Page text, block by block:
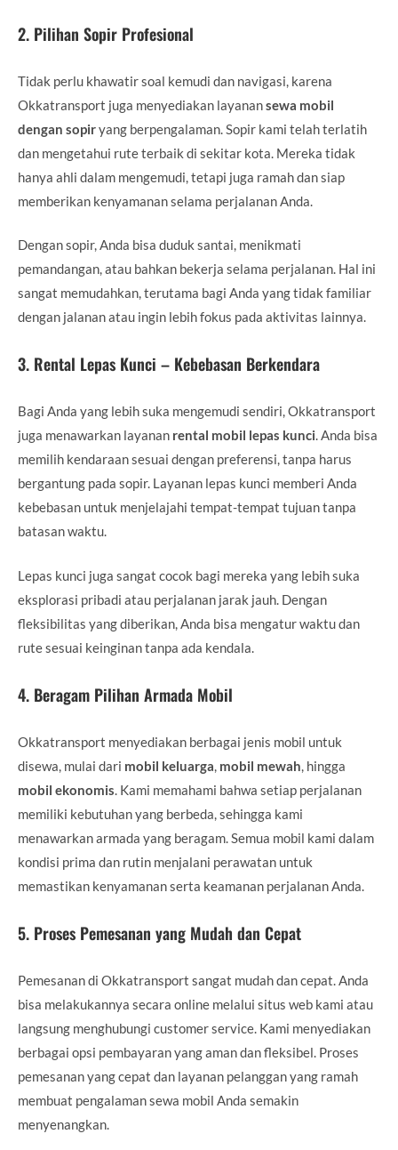
2. Pilihan Sopir Profesional
Tidak perlu khawatir soal kemudi dan navigasi, karena
Okkatransport juga menyediakan layanansewa mobil
dengan sopiryang berpengalaman. Sopir kami telah terlatih
dan mengetahui rute terbaik di sekitar kota. Mereka tidak
hanya ahli dalam mengemudi, tetapi juga ramah dan siap
memberikan kenyamanan selama perjalanan Anda.
Dengan sopir, Anda bisa duduk santai, menikmati
pemandangan, atau bahkan bekerja selama perjalanan. Hal ini
sangat memudahkan, terutama bagi Anda yang tidak familiar
dengan jalanan atau ingin lebih fokus pada aktivitas lainnya.
3. Rental Lepas Kunci – Kebebasan Berkendara
Bagi Anda yang lebih suka mengemudi sendiri, Okkatransport
juga menawarkan layanan rental mobil lepas kunci. Anda bisa
memilih kendaraan sesuai dengan preferensi, tanpa harus
bergantung pada sopir. Layanan lepas kunci memberi Anda
kebebasan untuk menjelajahi tempat-tempat tujuan tanpa
batasan waktu.
Lepas kunci juga sangat cocok bagi mereka yang lebih suka
eksplorasi pribadi atau perjalanan jarak jauh. Dengan
fleksibilitas yang diberikan, Anda bisa mengatur waktu dan
rute sesuai keinginan tanpa ada kendala.
4. Beragam Pilihan Armada Mobil
Okkatransport menyediakan berbagai jenis mobil untuk
disewa, mulai dari mobil keluarga mobil mewah , hingga
mobil ekonomis . Kami memahami bahwa setiap perjalanan
memiliki kebutuhan yang berbeda, sehingga kami
menawarkan armada yang beragam. Semua mobil kami dalam
kondisi prima dan rutin menjalani perawatan untuk
memastikan kenyamanan serta keamanan perjalanan Anda.
5. Proses Pemesanan yang Mudah dan Cepat
Pemesanan di Okkatransport sangat mudah dan cepat. Anda
bisa melakukannya secara online melalui situs web kami atau
langsung menghubungi customer service. Kami menyediakan
berbagai opsi pembayaran yang aman dan fleksibel. Proses
pemesanan yang cepat dan layanan pelanggan yang ramah
membuat pengalaman sewa mobil Anda semakin
menyenangkan.